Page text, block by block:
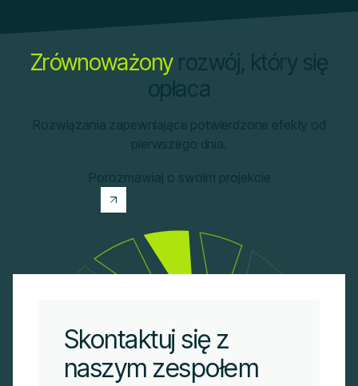
Zrównoważonyrozwój, który się
opłaca
Rozwiązania zapewniające potwierdzone efekty od
pierwszego dnia.
Porozmawiaj o swoim projekcie
Skontaktuj się z
naszym zespołem